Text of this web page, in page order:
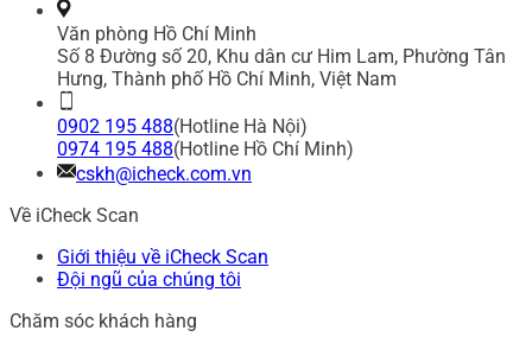
Văn phòng Hồ Chí Minh
Số 8 Đường số 20, Khu dân cư Him Lam, Phường Tân
Hưng, Thành phố Hồ Chí Minh, Việt Nam
0902 195 488(Hotline Hà Nội)
0974 195 488(Hotline Hồ Chí Minh)
cskh@icheck.com.vn
Về iCheck Scan
Giới thiệu về iCheck Scan
Đội ngũ của chúng tôi
Chăm sóc khách hàng